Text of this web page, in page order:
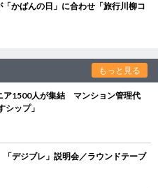
かばんの日」に合わせ「旅行川柳コ
もっと見る
ア1500人が集結 マンション管理代
シップ」
デジブレ」説明会／ラウンドテーブ